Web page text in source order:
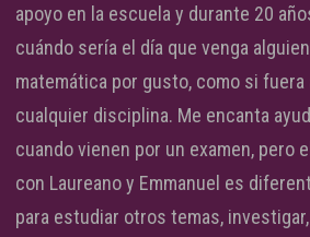
apoyo en la escuela y durante 20
cuándo sería el día que venga
matemática por gusto, como si fuera
cualquier disciplina. Me encanta
cuando vienen por un examen, pero
con Laureano y Emmanuel es
para estudiar otros temas,